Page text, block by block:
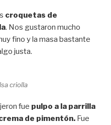
croquetas de
. Nos gustaron mucho
fino y la masa bastante
justa.
criolla
fue pulpo a la parrilla
de pimentón. Fue